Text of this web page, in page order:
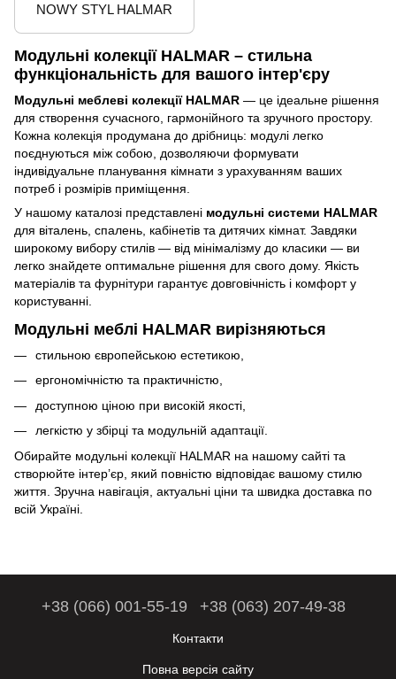
Модульні колекції HALMAR – стильна
функціональність для вашого інтер'єру
Модульні меблеві колекції HALMAR — це ідеальне рішення
для створення сучасного, гармонійного та зручного простору.
Кожна колекція продумана до дрібниць: модулі легко
поєднуються між собою, дозволяючи формувати
індивідуальне планування кімнати з урахуванням ваших
потреб і розмірів приміщення.
У нашому каталозі представлені модульні системи HALMAR
для віталень, спалень, кабінетів та дитячих кімнат. Завдяки
широкому вибору стилів — від мінімалізму до класики — ви
легко знайдете оптимальне рішення для свого дому. Якість
матеріалів та фурнітури гарантує довговічність і комфорт у
користуванні.
Модульні меблі HALMAR вирізняються
стильною європейською естетикою,
ергономічністю та практичністю,
доступною ціною при високій якості,
легкістю у збірці та модульній адаптації.
Обирайте модульні колекції HALMAR на нашому сайті та
створюйте інтер’єр, який повністю відповідає вашому стилю
життя. Зручна навігація, актуальні ціни та швидка доставка по
всій Україні.
NOWY STYL HALMAR
+38 (066) 001-55-19 +38 (063) 207-49-38
Контакти
Повна версія сайту